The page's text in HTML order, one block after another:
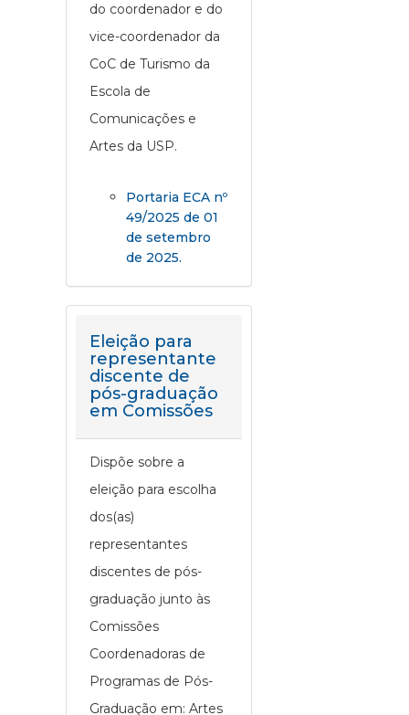
do coordenador e do
vice-coordenador da
CoC de Turismo da
Escola de
Comunicações e
Artes da USP.
Portaria ECA nº
49/2025 de 01
de setembro
de 2025.
Eleição para
representante
discente de
pós-graduação
em Comissões
Dispõe sobre a
eleição para escolha
dos(as)
representantes
discentes de pós-
graduação junto às
Comissões
Coordenadoras de
Programas de Pós-
Graduação em: Artes